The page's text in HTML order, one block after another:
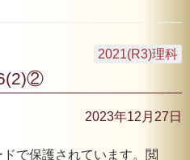
2021(R3)理科
2023年12月27日
で保護されています。閲